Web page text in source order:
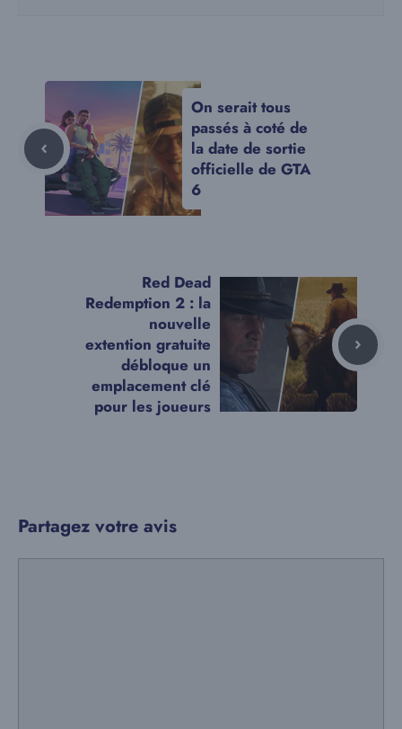
On serait tous
passés à coté de
la date de sortie
officielle de GTA
6
Red Dead
Redemption 2 : la
nouvelle
extention gratuite
débloque un
emplacement clé
pour les joueurs
Partagez votre avis